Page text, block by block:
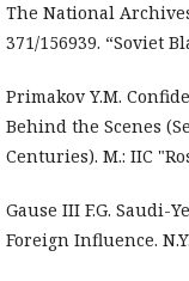
The National
371/156939. “Soviet
Primakov Y.M.
Behind the Scenes
Centuries). M.: IIC
Gause III F.G. Saudi-
Foreign Influence.